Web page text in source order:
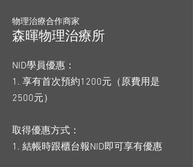
物理治療合作商家
​森暉物理治療所
NID學員優惠：
1. 享有首次預約1200元（原費用是
2500元）
取得優惠方式：
1. 結帳時跟櫃台報NID即可享有優惠